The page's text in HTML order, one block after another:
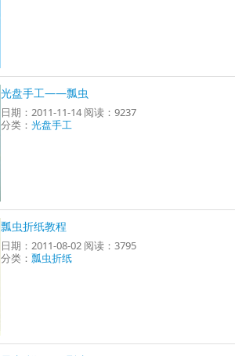
光盘手工——瓢虫
日期：2011-11-14 阅读：9237
分类：光盘手工
瓢虫折纸教程
日期：2011-08-02 阅读：3795
分类：瓢虫折纸